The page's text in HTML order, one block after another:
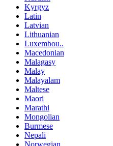
Kyrgyz
Latin
Latvian
Lithuanian
Luxembou..
Macedonian
Malagasy
Malay
Malayalam
Maltese
Maori
Marathi
Mongolian
Burmese
Nepali
Norwegian